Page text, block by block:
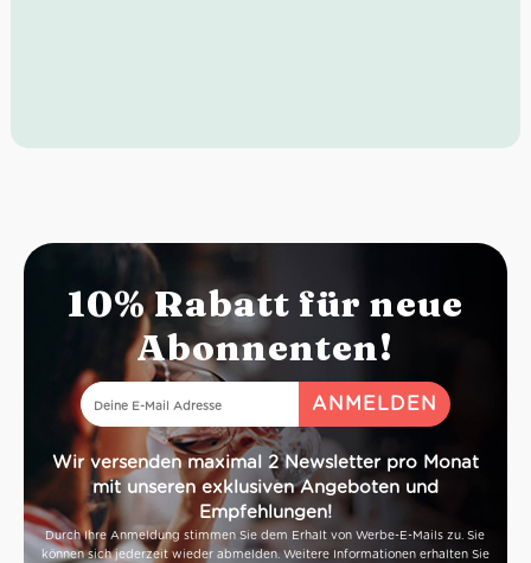
10% Rabatt für neue
Abonnenten!
Wir versenden maximal 2 Newsletter pro Monat
mit unseren exklusiven Angeboten und
Empfehlungen!
Durch Ihre Anmeldung stimmen Sie dem Erhalt von Werbe-E-Mails zu. Sie
können sich jederzeit wieder abmelden. Weitere Informationen erhalten Sie